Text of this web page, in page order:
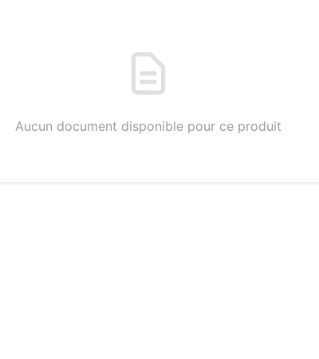
Aucun document disponible pour ce produit